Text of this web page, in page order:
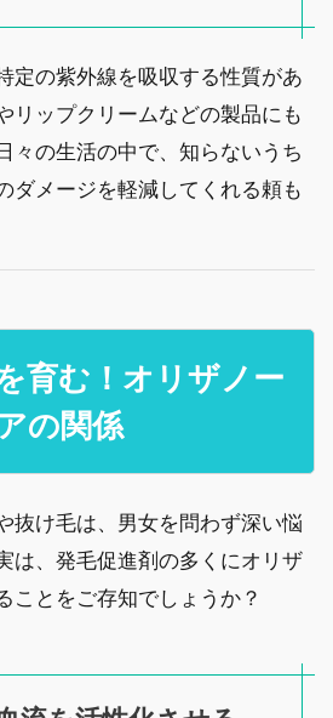
定の紫外線を吸収する性質があ
リップクリームなどの製品にも
々の生活の中で、知らないうち
ダメージを軽減してくれる頼も
育む！オリザノー
の関係
抜け毛は、男女を問わず深い悩
は、発毛促進剤の多くにオリザ
ことをご存知でしょうか？